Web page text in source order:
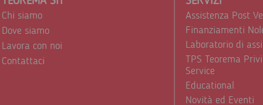
Chi siamo
Dove siamo
Lavora con noi
Contattaci
Assistenza Post
Finanziamenti
Laboratorio di
TPS Teorema
Service
Educational
Novità ed Eventi